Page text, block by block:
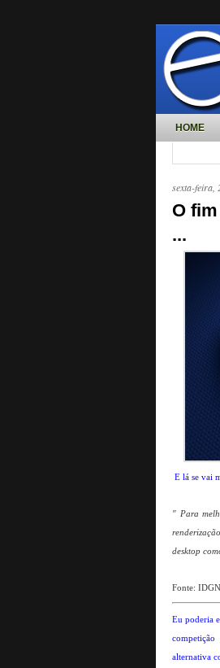
HOME
sexta-feira,
O
...
E lá se vai
" Para
desktop
Fonte:
Eu poderia
alternativa